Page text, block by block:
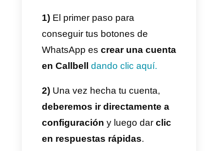
generalmente el porcentaje de
conversión y de ventas
aumenta, esto es porque los
usuarios realizar acciones
específicas para interactuar con